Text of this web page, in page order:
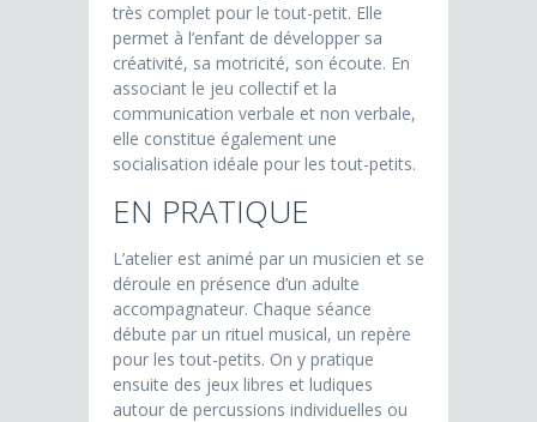
très complet pour le tout-petit. Elle
permet à l’enfant de développer sa
créativité, sa motricité, son écoute. En
associant le jeu collectif et la
communication verbale et non verbale,
elle constitue également une
socialisation idéale pour les tout-petits.
EN PRATIQUE
L’atelier est animé par un musicien et se
déroule en présence d’un adulte
accompagnateur. Chaque séance
débute par un rituel musical, un repère
pour les tout-petits. On y pratique
ensuite des jeux libres et ludiques
autour de percussions individuelles ou